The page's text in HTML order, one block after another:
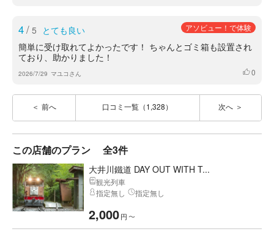
4/ 5 とても良い アソビュー！で体験
簡単に受け取れてよかったです！ ちゃんとゴミ箱も設置され
ており、助かりました！
2026/7/29 マユコさん いいね
0
前へ 口コミ一覧（1,328） 次へ
この店舗のプラン 全3件
大井川鐵道 DAY OUT WITH T...
観光列車
指定無し
指定無し
2,000円 〜